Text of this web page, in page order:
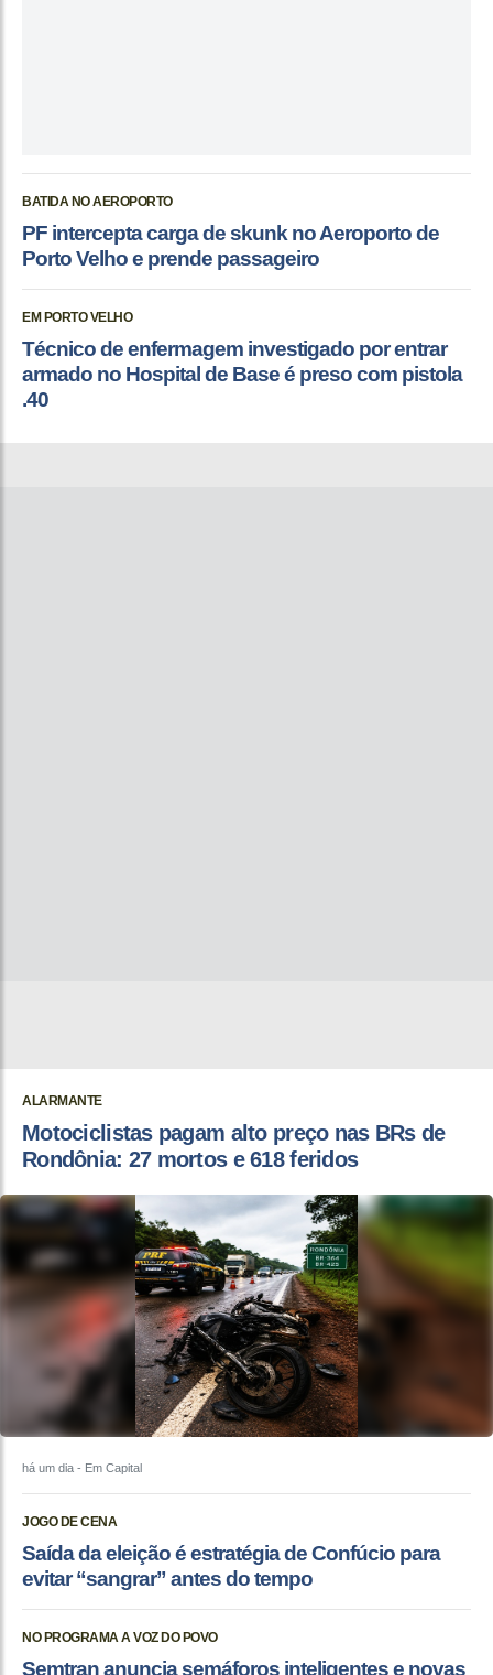
BATIDA NO AEROPORTO
PF intercepta carga de skunk no Aeroporto de
Porto Velho e prende passageiro
EM PORTO VELHO
Técnico de enfermagem investigado por entrar
armado no Hospital de Base é preso com pistola
.40
ALARMANTE
Motociclistas pagam alto preço nas BRs de
Rondônia: 27 mortos e 618 feridos
há um dia - Em Capital
JOGO DE CENA
Saída da eleição é estratégia de Confúcio para
evitar “sangrar” antes do tempo
NO PROGRAMA A VOZ DO POVO
Semtran anuncia semáforos inteligentes e novas